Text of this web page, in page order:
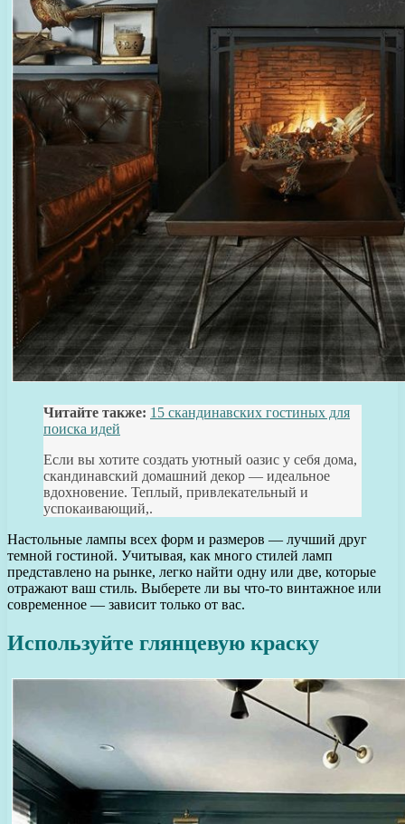
Читайте также: 15 скандинавских гостиных для
поиска идей
Если вы хотите создать уютный оазис у себя дома,
скандинавский домашний декор — идеальное
вдохновение. Теплый, привлекательный и
успокаивающий,.
Настольные лампы всех форм и размеров — лучший друг
темной гостиной. Учитывая, как много стилей ламп
представлено на рынке, легко найти одну или две, которые
отражают ваш стиль. Выберете ли вы что-то винтажное или
современное — зависит только от вас.
Используйте глянцевую краску